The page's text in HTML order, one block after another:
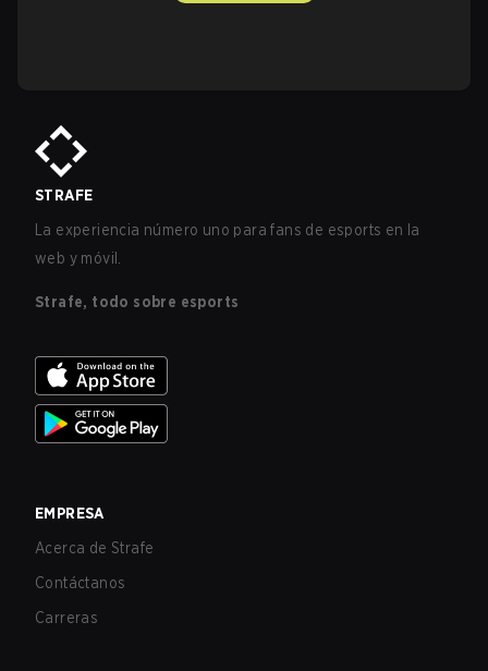
STRAFE
La experiencia número uno para fans de esports en la
web y móvil.
Strafe, todo sobre esports
EMPRESA
Acerca de Strafe
Contáctanos
Carreras